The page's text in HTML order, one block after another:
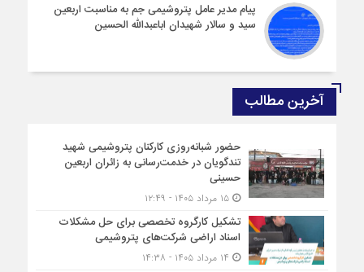
پیام مدیر عامل پتروشیمی جم به مناسبت اربعین
سید و سالار شهیدان اباعبدالله الحسین
آخرین مطالب
حضور شبانه‌روزی کارکنان پتروشیمی شهید
تندگویان در خدمت‌رسانی به زائران اربعین
حسینی
۱۵ مرداد ۱۴۰۵ - ۱۲:۴۹
تشکیل کارگروه تخصصی برای حل مشکلات
اسناد اراضی شرکت‌های پتروشیمی